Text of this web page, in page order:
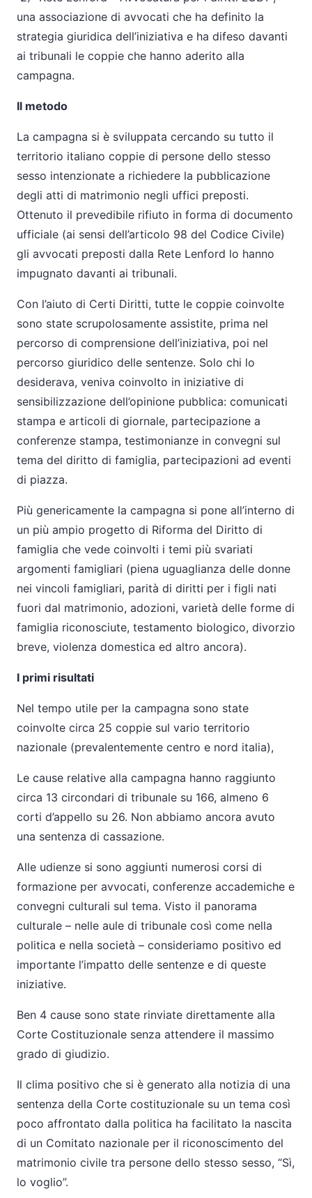
una associazione di avvocati che ha definito la
strategia giuridica dell’iniziativa e ha difeso davanti
ai tribunali le coppie che hanno aderito alla
campagna.
Il metodo
La campagna si è sviluppata cercando su tutto il
territorio italiano coppie di persone dello stesso
sesso intenzionate a richiedere la pubblicazione
degli atti di matrimonio negli uffici preposti.
Ottenuto il prevedibile rifiuto in forma di documento
ufficiale (ai sensi dell’articolo 98 del Codice Civile)
gli avvocati preposti dalla Rete Lenford lo hanno
impugnato davanti ai tribunali.
Con l’aiuto di Certi Diritti, tutte le coppie coinvolte
sono state scrupolosamente assistite, prima nel
percorso di comprensione dell’iniziativa, poi nel
percorso giuridico delle sentenze. Solo chi lo
desiderava, veniva coinvolto in iniziative di
sensibilizzazione dell’opinione pubblica: comunicati
stampa e articoli di giornale, partecipazione a
conferenze stampa, testimonianze in convegni sul
tema del diritto di famiglia, partecipazioni ad eventi
di piazza.
Più genericamente la campagna si pone all’interno di
un più ampio progetto di Riforma del Diritto di
famiglia che vede coinvolti i temi più svariati
argomenti famigliari (piena uguaglianza delle donne
nei vincoli famigliari, parità di diritti per i figli nati
fuori dal matrimonio, adozioni, varietà delle forme di
famiglia riconosciute, testamento biologico, divorzio
breve, violenza domestica ed altro ancora).
I primi risultati
Nel tempo utile per la campagna sono state
coinvolte circa 25 coppie sul vario territorio
nazionale (prevalentemente centro e nord italia),
Le cause relative alla campagna hanno raggiunto
circa 13 circondari di tribunale su 166, almeno 6
corti d’appello su 26. Non abbiamo ancora avuto
una sentenza di cassazione.
Alle udienze si sono aggiunti numerosi corsi di
formazione per avvocati, conferenze accademiche e
convegni culturali sul tema. Visto il panorama
culturale – nelle aule di tribunale così come nella
politica e nella società – consideriamo positivo ed
importante l’impatto delle sentenze e di queste
iniziative.
Ben 4 cause sono state rinviate direttamente alla
Corte Costituzionale senza attendere il massimo
grado di giudizio.
Il clima positivo che si è generato alla notizia di una
sentenza della Corte costituzionale su un tema così
poco affrontato dalla politica ha facilitato la nascita
di un Comitato nazionale per il riconoscimento del
matrimonio civile tra persone dello stesso sesso, “Sì,
lo voglio”.